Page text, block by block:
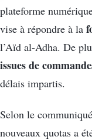
plateforme
vise à répondre à la
l’Aïd al-Adha. De
issues de
délais impartis.
Selon le
nouveaux quotas a